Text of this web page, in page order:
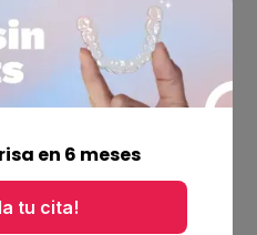
en 6 meses
tu cita!